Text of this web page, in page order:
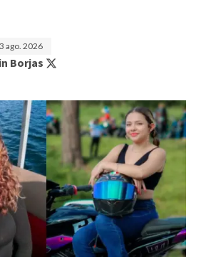
3 ago. 2026
Borjas